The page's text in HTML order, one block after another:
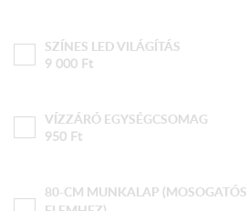
SZÍNES LED VILÁGÍTÁS
9 000 Ft
VÍZZÁRÓ EGYSÉGCSOMAG
950 Ft
80-CM MUNKALAP (MOSOGATÓS